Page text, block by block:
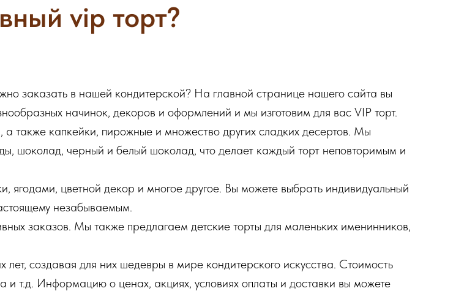
vip торт?
заказать в нашей кондитерской? На главной странице нашего сайта вы
начинок, декоров и оформлений и мы изготовим для вас VIP торт.
также капкейки, пирожные и множество других сладких десертов. Мы
шоколад, черный и белый шоколад, что делает каждый торт неповторимым и
ягодами, цветной декор и многое другое. Вы можете выбрать индивидуальный
незабываемым.
заказов. Мы также предлагаем детские торты для маленьких именинников,
создавая для них шедевры в мире кондитерского искусства. Стоимость
и т.д. Информацию о ценах, акциях, условиях оплаты и доставки вы можете